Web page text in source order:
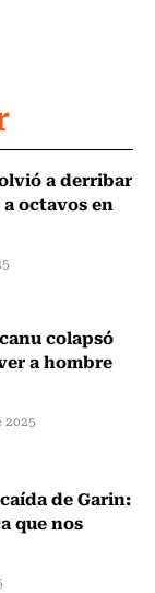
a derribar
octavos en
colapsó
a hombre
de Garin:
que nos